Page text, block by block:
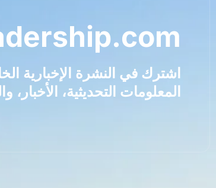
اشترك في النشرة الإخبارية
المعلومات التحديثية، الأخبار،